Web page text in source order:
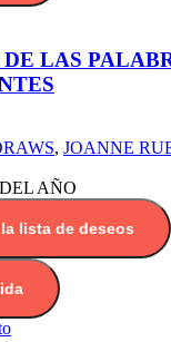
LAS
, JOANNE
lista de deseos